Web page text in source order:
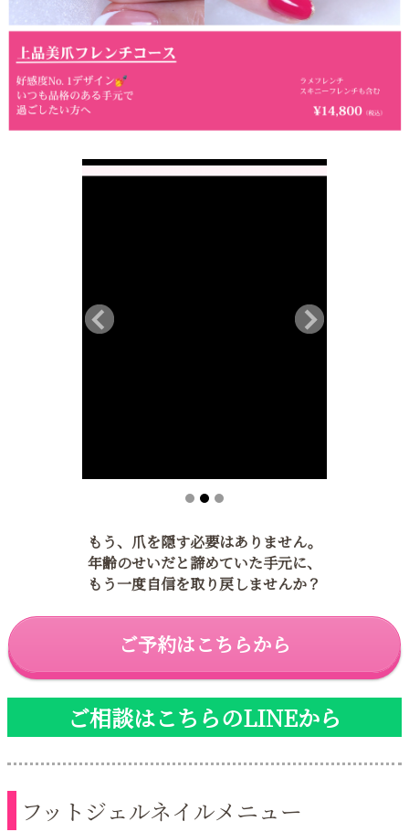
もう、爪を隠す必要はありません。
年齢のせいだと諦めていた手元に、
もう一度自信を取り戻しませんか？
ご予約はこちらから
ご相談はこちらのLINEから
フットジェルネイルメニュー